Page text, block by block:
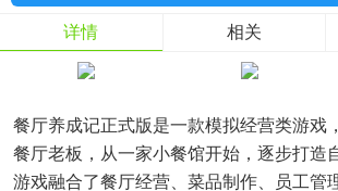
详情 相关
餐厅养成记正式版是一款模拟经营类游戏
餐厅老板，从一家小餐馆开始，逐步打造
游戏融合了餐厅经营、菜品制作、员工管